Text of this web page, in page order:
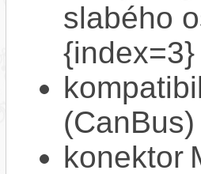
slabého
{index=3}
(CanBus)
konektor